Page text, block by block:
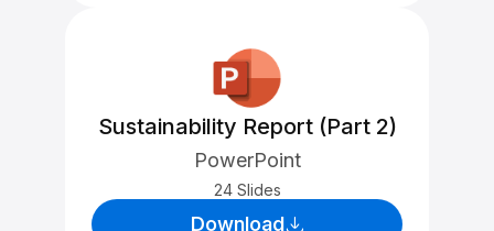
Sustainability Report (Part 2)
PowerPoint
24 Slides
Download